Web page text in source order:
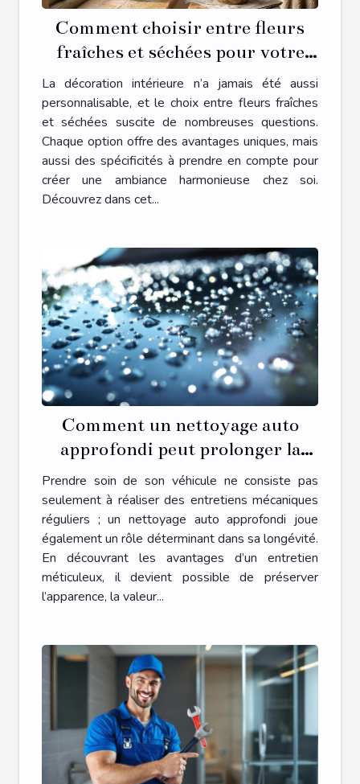
Comment choisir entre fleurs
fraîches et séchées pour votre
décoration intérieure ?
La décoration intérieure n’a jamais été aussi
personnalisable, et le choix entre fleurs fraîches
et séchées suscite de nombreuses questions.
Chaque option offre des avantages uniques, mais
aussi des spécificités à prendre en compte pour
créer une ambiance harmonieuse chez soi.
Découvrez dans cet...
Comment un nettoyage auto
approfondi peut prolonger la
durée de vie de votre véhicule
Prendre soin de son véhicule ne consiste pas
seulement à réaliser des entretiens mécaniques
réguliers ; un nettoyage auto approfondi joue
également un rôle déterminant dans sa longévité.
En découvrant les avantages d’un entretien
méticuleux, il devient possible de préserver
l’apparence, la valeur...